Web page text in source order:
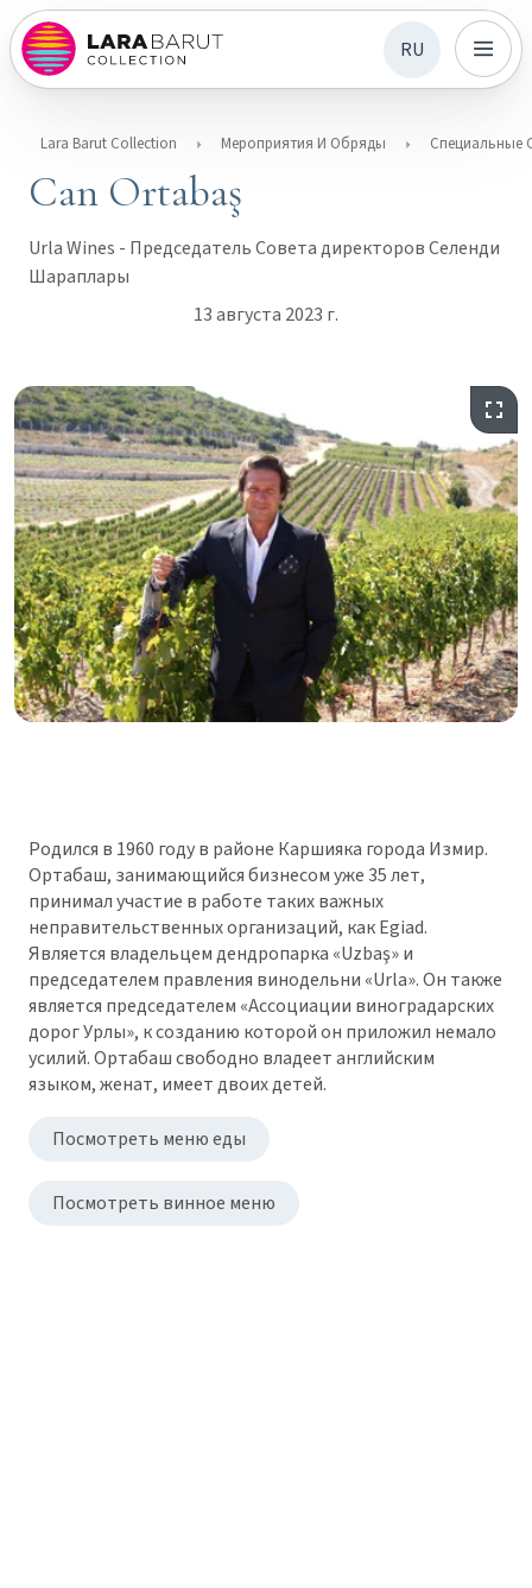
RU
Lara Barut Collection Мероприятия И Обряды Специальные
Can Ortabaş
Urla Wines - Председатель Совета директоров Селенди
Шараплары
13 августа 2023 г.
Родился в 1960 году в районе Каршияка города Измир.
Ортабаш, занимающийся бизнесом уже 35 лет,
принимал участие в работе таких важных
неправительственных организаций, как Egiad.
Является владельцем дендропарка «Uzbaş» и
председателем правления винодельни «Urla». Он также
является председателем «Ассоциации виноградарских
дорог Урлы», к созданию которой он приложил немало
усилий. Ортабаш свободно владеет английским
языком, женат, имеет двоих детей.
Посмотреть меню еды
Посмотреть винное меню